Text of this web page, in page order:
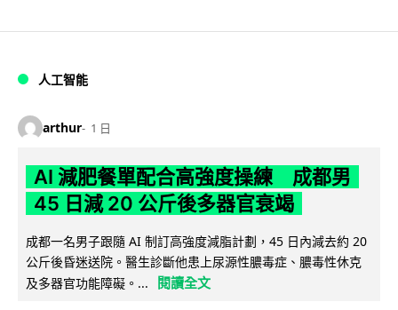
人工智能
arthur 1 日
AI 減肥餐單配合高強度操練 成都男
45 日減 20 公斤後多器官衰竭
成都一名男子跟隨 AI 制訂高強度減脂計劃，45 日內減去約 20
公斤後昏迷送院。醫生診斷他患上尿源性膿毒症、膿毒性休克
及多器官功能障礙。...
閱讀全文